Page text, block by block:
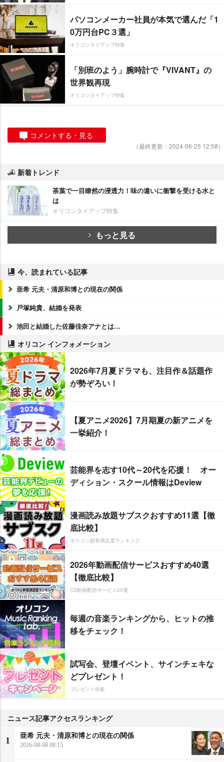
パソコンメーカー社員が本気で選んだ「1
0万円台PC３選」
オリコンタイアップ特集
「別班のよう」腕時計で『VIVANT』の
世界観再現
オリコンタイアップ特集
コメントする・見る
（最終更新：2024-06-25 12:58）
新着トレンド
茶葉で一目瞭然の浸透力！味の違いに衝撃を受ける水と
は
オリコンタイアップ特集
もっと見る
今、読まれている記事
亜希 元夫・清原和博との現在の関係
戸塚純貴、結婚を発表
池田と結婚した佐藤佳奈アナとは…
オリコン インフォメーション
2026年7月夏ドラマも、注目作＆話題作
が勢ぞろい！
【夏アニメ2026】7月期夏の新アニメを
一挙紹介！
芸能界を志す10代～20代を応援！ オー
ディション・スクール情報はDeview
漫画読み放題サブスクおすすめ11選【徹
底比較】
オリコン顧客満足度ランキング
2026年動画配信サービスおすすめ40選
【徹底比較】
CS動画配信サービス20選
毎週の音楽ランキングから、ヒットの推
移をチェック！
試写会、登壇イベント、サインチェキな
どプレゼント！
プレゼント特集
ニュース記事アクセスランキング
1
亜希 元夫・清原和博との現在の関係
2026-08-08 08:15